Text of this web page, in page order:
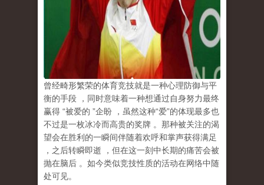
曾经畸形繁荣的体育竞技就是一种心理防御与平
衡的手段
，同时意味着一种想通过自身努力最终
赢得 “被爱的 ”企盼 ，虽然这种“爱”的体现最多也
不过是一枚冰冷而高贵的奖牌 。那种被关注的渴
望会在胜利的一瞬间伴随着欢呼和掌声获得满足
，之后转瞬即逝
，但在这一刻中长期的痛苦会被
抛在脑后 。如今类似竞技性质的活动在网络中随
处可见。